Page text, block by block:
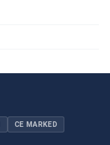
CE MARKED